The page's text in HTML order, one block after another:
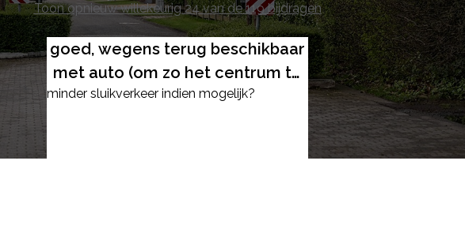
Toon opnieuw willekeurig 24 van de 119 bijdragen
goed, wegens terug beschikbaar
met auto (om zo het centrum te
kunnen bereiken)
minder sluikverkeer indien mogelijk?